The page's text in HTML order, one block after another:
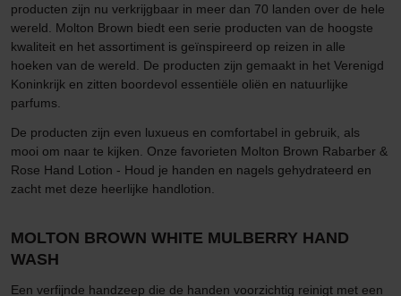
producten zijn nu verkrijgbaar in meer dan 70 landen over de hele
wereld. Molton Brown biedt een serie producten van de hoogste
kwaliteit en het assortiment is geïnspireerd op reizen in alle
hoeken van de wereld. De producten zijn gemaakt in het Verenigd
Koninkrijk en zitten boordevol essentiële oliën en natuurlijke
parfums.
De producten zijn even luxueus en comfortabel in gebruik, als
mooi om naar te kijken. Onze favorieten Molton Brown Rabarber &
Rose Hand Lotion - Houd je handen en nagels gehydrateerd en
zacht met deze heerlijke handlotion.
MOLTON BROWN WHITE MULBERRY HAND
WASH
Een verfijnde handzeep die de handen voorzichtig reinigt met een